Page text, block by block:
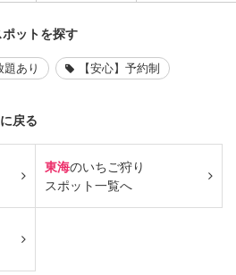
ットを探す
あり 【安心】予約制
戻る
東海のいちご狩り
スポット一覧へ